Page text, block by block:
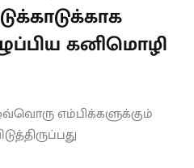
கனிமொழி
எம்பிக்களுக்கும்